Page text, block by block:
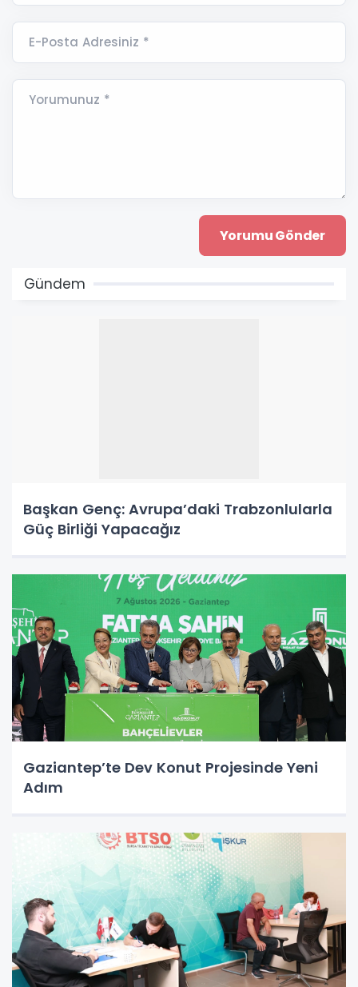
E-Posta Adresiniz *
Yorumunuz *
Gündem
Başkan Genç: Avrupa’daki Trabzonlularla
Güç Birliği Yapacağız
Gaziantep’te Dev Konut Projesinde Yeni
Adım